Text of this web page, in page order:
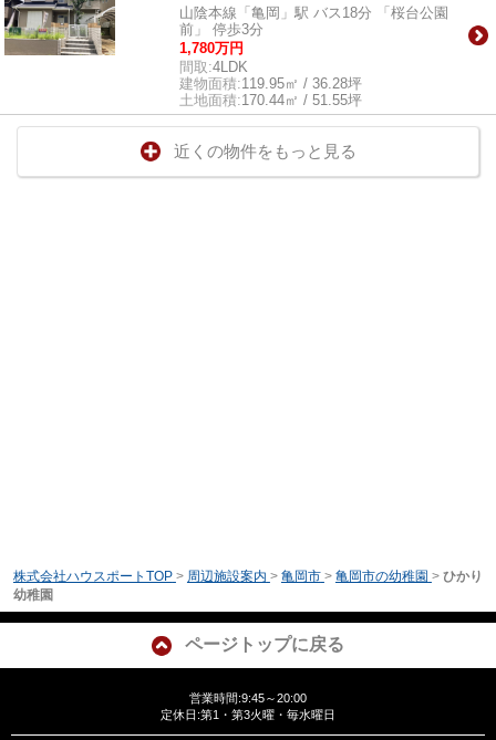
山陰本線「亀岡」駅 バス18分 「桜台公園
前」 停歩3分
1,780万円
間取:4LDK
建物面積:119.95㎡ / 36.28坪
土地面積:170.44㎡ / 51.55坪
近くの物件をもっと見る
株式会社ハウスポートTOP > 周辺施設案内 > 亀岡市 > 亀岡市の幼稚園 > ひかり
幼稚園
ページトップに戻る
営業時間:9:45～20:00
定休日:第1・第3火曜・毎水曜日